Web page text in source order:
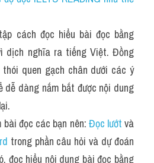
cách đọc hiểu bài đọc bằng
dịch nghĩa ra tiếng Việt. Đồng
quen gạch chân dưới các ý
dễ dàng nắm bắt được nội dung
đọc các bạn nên: Đọc lướt
trong phần câu hỏi và dự đoán
đọc hiểu nội dung bài đọc bằng